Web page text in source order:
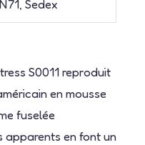
Sedex
S0011 reproduit
en mousse
fuselée
apparents en font un